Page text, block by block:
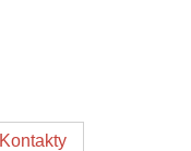
Kontakty